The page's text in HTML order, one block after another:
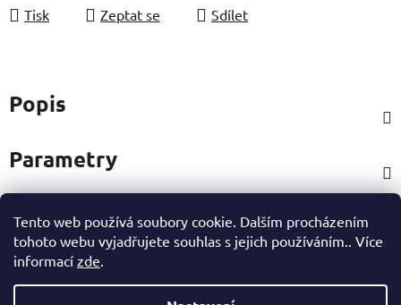
Tento web používá soubory cookie. Dalším procházením
tohoto webu vyjadřujete souhlas s jejich používáním.. Více
informací zde.
Tisk Zeptat se Sdílet
Popis
Parametry
Hodnocení
Ostatní informace